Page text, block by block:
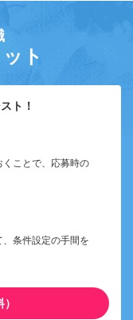
ト
ト！
ことで、応募時の
条件設定の手間を